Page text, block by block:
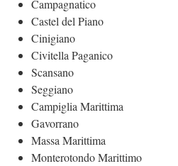
Campagnatico
Castel del Piano
Cinigiano
Civitella Paganico
Scansano
Seggiano
Campiglia Marittima
Gavorrano
Massa Marittima
Monterotondo Marittimo